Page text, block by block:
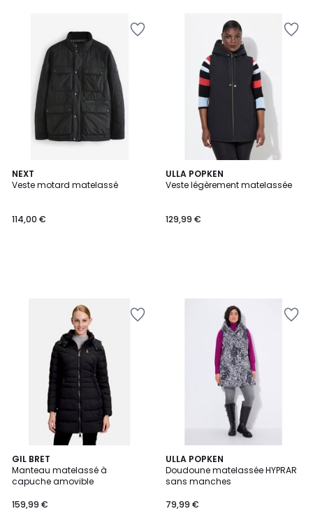
NEXT
Veste motard matelassé
114,00 €
ULLA POPKEN
Veste légèrement matelassée
129,99 €
GIL BRET
Manteau matelassé à
capuche amovible
159,99 €
2
Couleurs
ULLA POPKEN
Doudoune matelassée HYPRAR
sans manches
79,99 €
3
Couleurs